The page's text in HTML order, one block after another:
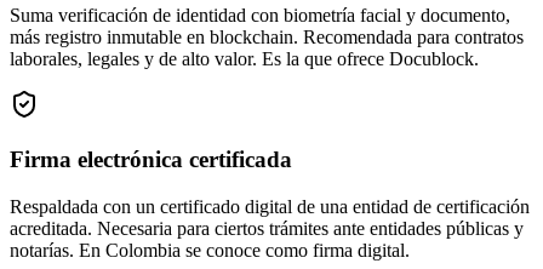
Suma verificación de identidad con biometría facial y documento,
más registro inmutable en blockchain. Recomendada para contratos
laborales, legales y de alto valor. Es la que ofrece Docublock.
Firma electrónica certificada
Respaldada con un certificado digital de una entidad de certificación
acreditada. Necesaria para ciertos trámites ante entidades públicas y
notarías. En Colombia se conoce como firma digital.